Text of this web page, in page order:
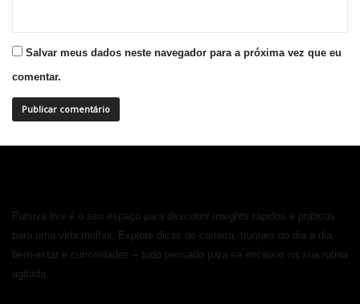
Salvar meus dados neste navegador para a próxima vez que eu
comentar.
Pulsiva.live é o seu espaço para descobrir insights rápidos e práticos
para uma vida melhor. Explore dicas de carreira, truques do dia a dia,
bem-estar e curiosidades – tudo pensado para se encaixar na sua rotina
agitada.